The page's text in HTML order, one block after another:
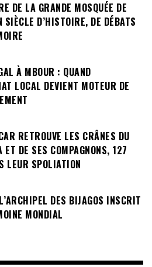
DE LA GRANDE MOSQUÉE DE
SIÈCLE D’HISTOIRE, DE DÉBATS
À MBOUR : QUAND
LOCAL DEVIENT MOTEUR DE
RETROUVE LES CRÂNES DU
ET DE SES COMPAGNONS, 127
LEUR SPOLIATION
DES BIJAGOS INSCRIT
MONDIAL